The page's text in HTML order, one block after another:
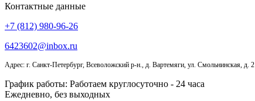
Контактные данные
+7 (812) 980-96-26
6423602@inbox.ru
Адрес: г. Санкт-Петербург, Всеволожский р-н., д. Вартемяги, ул. Смольнинская, д. 2
График работы: Работаем круглосуточно - 24 часа
Ежедневно, без выходных